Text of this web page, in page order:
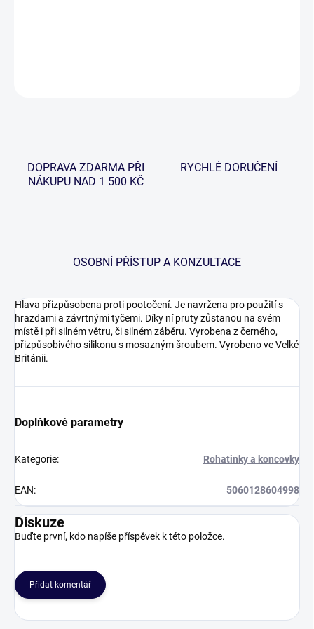
DOPRAVA ZDARMA PŘI
NÁKUPU NAD 1 500 KČ
RYCHLÉ DORUČENÍ
OSOBNÍ PŘÍSTUP A KONZULTACE
Hlava přizpůsobena proti pootočení. Je navržena pro použití s
hrazdami a závrtnými tyčemi. Díky ní pruty zůstanou na svém
místě i při silném větru, či silném záběru. Vyrobena z černého,
přizpůsobivého silikonu s mosazným šroubem. Vyrobeno ve Velké
Británii.
Doplňkové parametry
Kategorie: Rohatinky a koncovky
EAN: 5060128604998
Diskuze
Buďte první, kdo napíše příspěvek k této položce.
Přidat komentář